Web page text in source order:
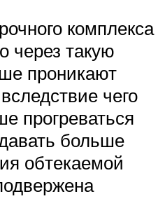
комплекса
через такую
проникают
чего
прогреваться
больше
обтекаемой